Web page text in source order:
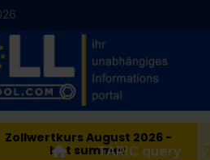
HomeTARIC query
Zollwertkurs August 2026 -
hot summer